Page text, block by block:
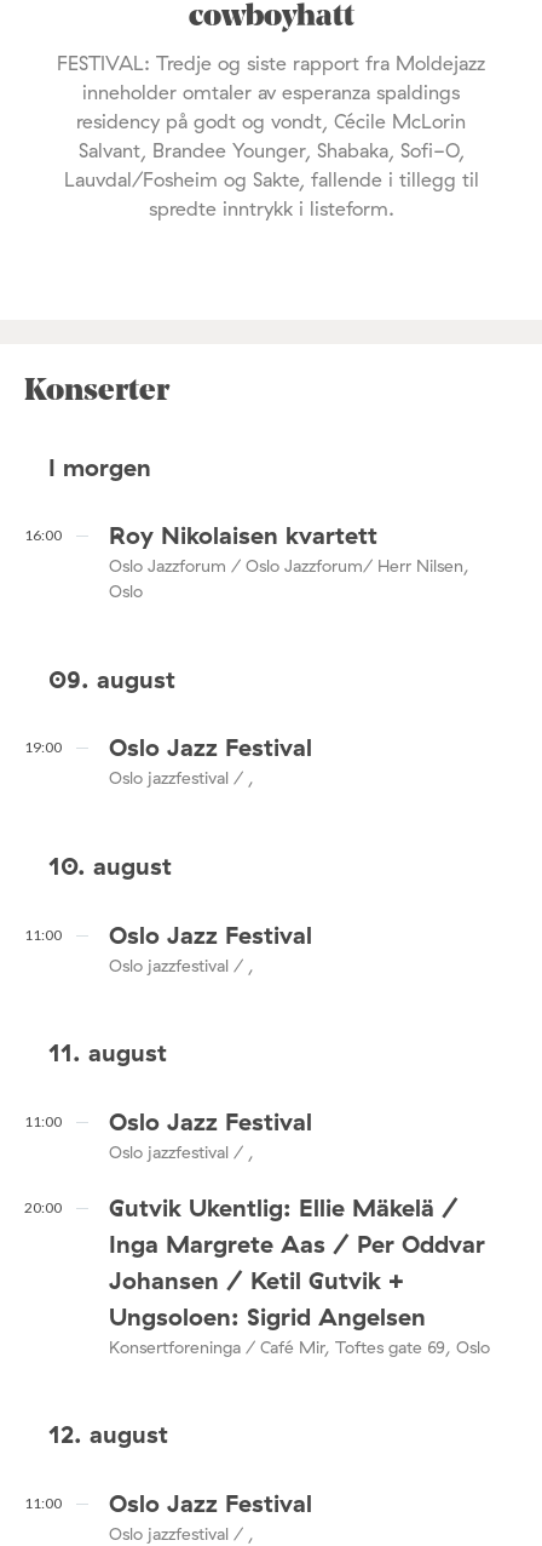
cowboyhatt
FESTIVAL: Tredje og siste rapport fra Moldejazz
inneholder omtaler av esperanza spaldings
residency på godt og vondt, Cécile McLorin
Salvant, Brandee Younger, Shabaka, Sofi-O,
Lauvdal/Fosheim og Sakte, fallende i tillegg til
spredte inntrykk i listeform.
Konserter
I morgen
16:00 Roy Nikolaisen kvartett
Oslo Jazzforum / Oslo Jazzforum/ Herr Nilsen,
Oslo
09. august
19:00 Oslo Jazz Festival
Oslo jazzfestival / ,
10. august
11:00 Oslo Jazz Festival
Oslo jazzfestival / ,
11. august
11:00 Oslo Jazz Festival
Oslo jazzfestival / ,
20:00
Gutvik Ukentlig: Ellie Mäkelä /
Inga Margrete Aas / Per Oddvar
Johansen / Ketil Gutvik +
Ungsoloen: Sigrid Angelsen
Konsertforeninga / Café Mir, Toftes gate 69, Oslo
12. august
11:00 Oslo Jazz Festival
Oslo jazzfestival / ,